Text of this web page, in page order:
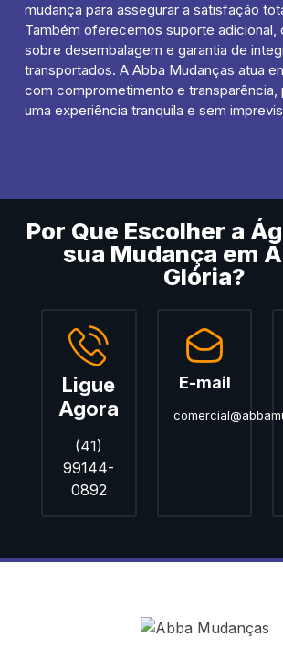
mudança para assegurar a satisfação
Também oferecemos suporte adicional,
sobre desembalagem e garantia de
transportados. A Abba Mudanças atua
com comprometimento e transparência,
uma experiência tranquila e sem
Por Que Escolher a
sua Mudança em
Glória?
Ligue
Agora
(41)
99144-
0892
E-mail